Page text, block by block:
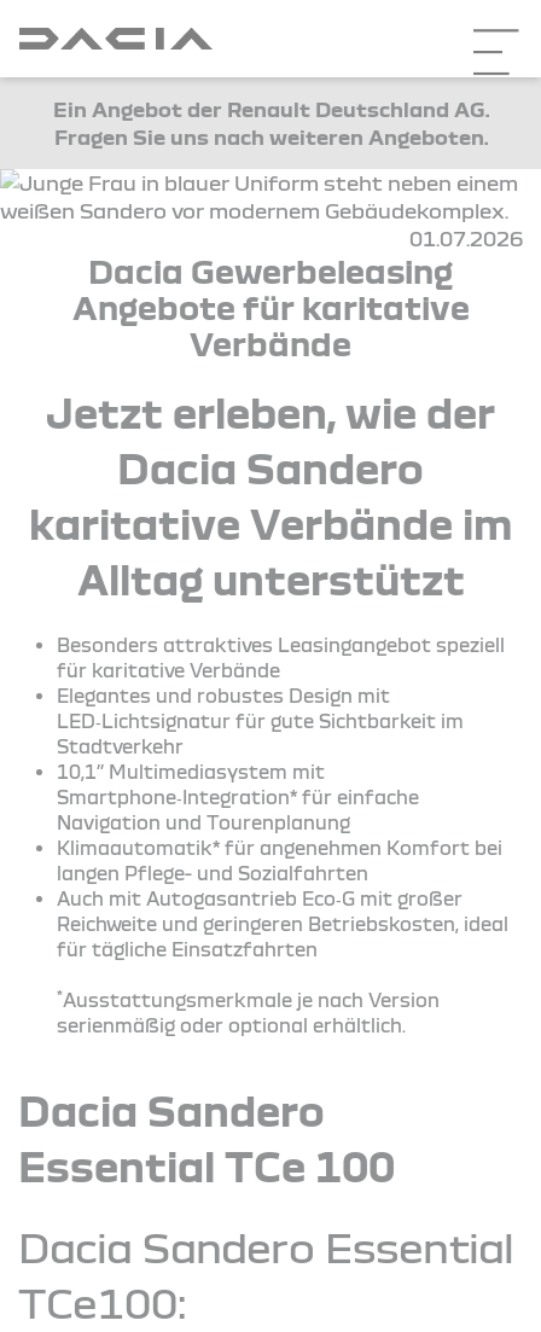
Ein Angebot der Renault Deutschland AG.
Fragen Sie uns nach weiteren Angeboten.
01.07.2026
Dacia Gewerbeleasing
Angebote für karitative
Verbände
Jetzt erleben, wie der
Dacia Sandero
karitative Verbände im
Alltag unterstützt
Besonders attraktives Leasingangebot speziell
für karitative Verbände
Elegantes und robustes Design mit
LED‑Lichtsignatur für gute Sichtbarkeit im
Stadtverkehr
10,1’’ Multimediasystem mit
Smartphone‑Integration* für einfache
Navigation und Tourenplanung
Klimaautomatik* für angenehmen Komfort bei
langen Pflege- und Sozialfahrten
Auch mit Autogasantrieb Eco‑G mit großer
Reichweite und geringeren Betriebskosten, ideal
für tägliche Einsatzfahrten
*Ausstattungsmerkmale je nach Version
serienmäßig oder optional erhältlich.
Dacia Sandero
Essential TCe 100
Dacia Sandero Essential
TCe100: